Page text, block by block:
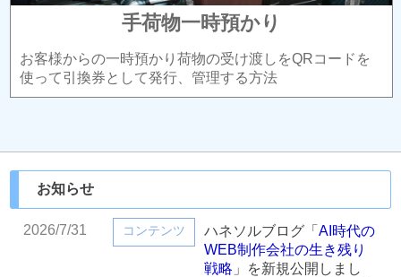
手荷物一時預かり
お客様からの一時預かり荷物の受け渡しをQRコードを
使って引換券として発行、管理する方法
お知らせ
2026/7/31 コンテンツ ハネソルブログ「AI時代の
WEB制作会社の生き残り
戦略 」を新規公開しまし